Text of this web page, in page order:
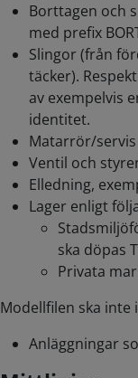
Borttagen och
med prefix
Slingor (från
täcker).
av exempelvis
identitet.
Matarrör/
Ventil och
Elledning,
Lager enligt
ska döpas
Privata
Modellfilen ska inte
Anläggningar